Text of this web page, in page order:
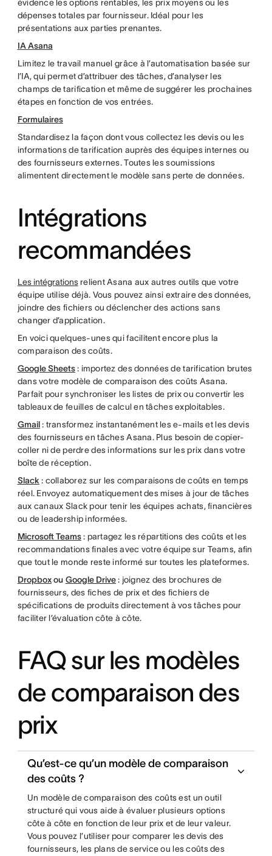
évidence les options rentables, les prix moyens ou les
dépenses totales par fournisseur. Idéal pour les
présentations aux parties prenantes.
IA Asana
Limitez le travail manuel grâce à l’automatisation basée sur
l’IA, qui permet d’attribuer des tâches, d’analyser les
champs de tarification et même de suggérer les prochaines
étapes en fonction de vos entrées.
Formulaires
Standardisez la façon dont vous collectez les devis ou les
informations de tarification auprès des équipes internes ou
des fournisseurs externes. Toutes les soumissions
alimentent directement le modèle sans perte de données.
Intégrations
recommandées
Les intégrationsrelient Asana aux autres outils que votre
équipe utilise déjà. Vous pouvez ainsi extraire des données,
joindre des fichiers ou déclencher des actions sans
changer d’application.
En voici quelques-unes qui facilitent encore plus la
comparaison des coûts.
Google Sheets: importez des données de tarification brutes
dans votre modèle de comparaison des coûts Asana.
Parfait pour synchroniser les listes de prix ou convertir les
tableaux de feuilles de calcul en tâches exploitables.
Gmail: transformez instantanément les e-mails et les devis
des fournisseurs en tâches Asana. Plus besoin de copier-
coller ni de perdre des informations sur les prix dans votre
boîte de réception.
Slack : collaborez sur les comparaisons de coûts en temps
réel. Envoyez automatiquement des mises à jour de tâches
aux canaux Slack pour tenir les équipes achats, financières
ou de leadership informées.
Microsoft Teams: partagez les répartitions des coûts et les
recommandations finales avec votre équipe sur Teams, afin
que tout le monde reste informé sur toutes les plateformes.
Dropboxou Google Drive: joignez des brochures de
fournisseurs, des fiches de prix et des fichiers de
spécifications de produits directement à vos tâches pour
faciliter l’évaluation côte à côte.
FAQ sur les modèles
de comparaison des
prix
Qu’est-ce qu’un modèle de comparaison
des coûts ?
Un modèle de comparaison des coûts est un outil
structuré qui vous aide à évaluer plusieurs options
côte à côte en fonction de leur prix et de leur valeur.
Vous pouvez l’utiliser pour comparer les devis des
fournisseurs, les plans de service ou les coûts des